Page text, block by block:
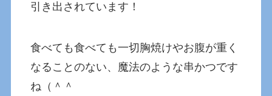
引き出されています！
食べても食べても一切胸焼けやお腹が重く
なることのない、魔法のような串かつです
ね（＾＾